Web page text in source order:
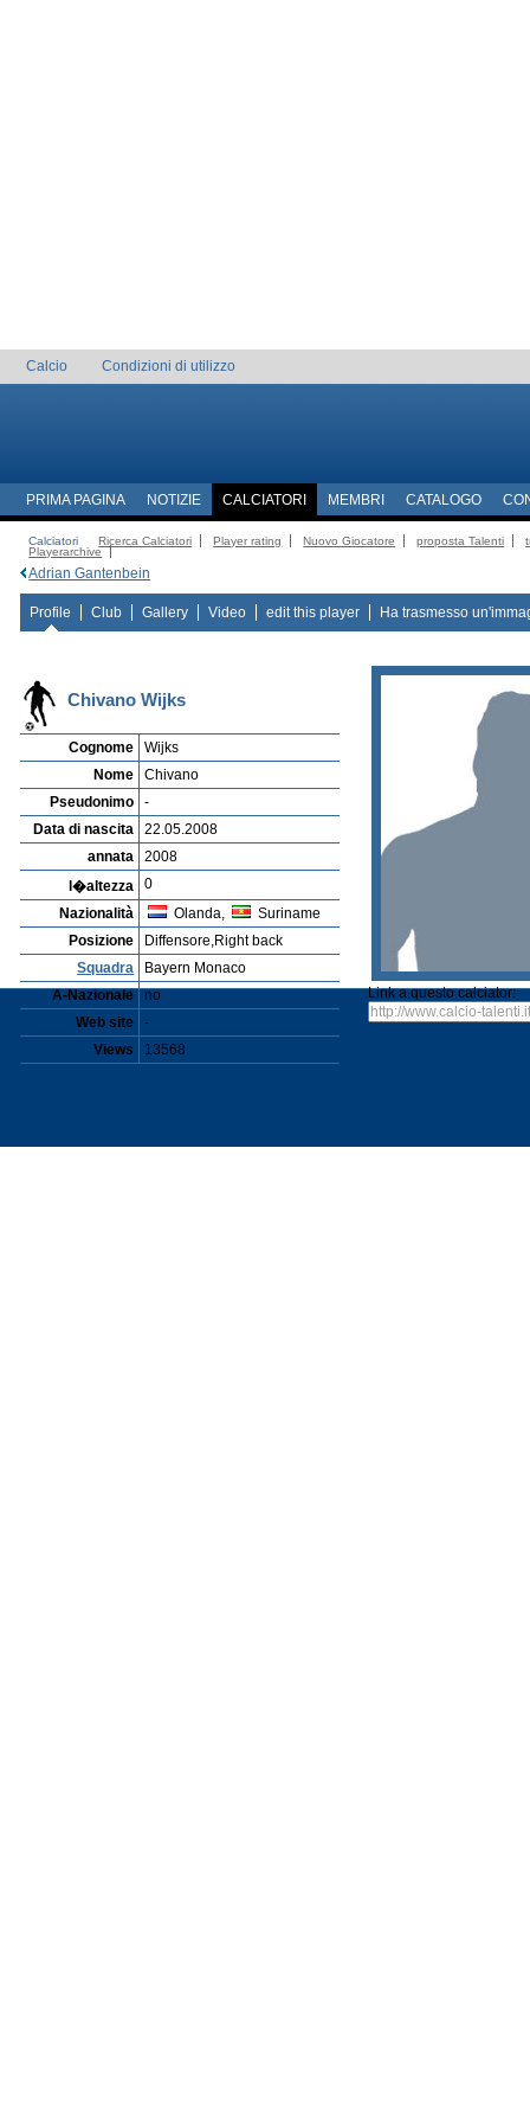
Calcio Condizioni di utilizzo
PRIMA PAGINA NOTIZIE CALCIATORI MEMBRI CATALOGO
Calciatori Ricerca Calciatori Player rating Nuovo Giocatore proposta Talenti
Playerarchive
Adrian Gantenbein
Profile Club Gallery Video edit this player Ha trasmesso
Chivano Wijks
Cognome
Wijks
Nome
Chivano
Pseudonimo
-
Data di nascita
22.05.2008
annata
2008
l�altezza
0
Nazionalità
Olanda,
Suriname
Posizione
Diffensore,Right back
Squadra
Bayern Monaco
A-Nazionale
no
Web site
-
Views
13568
Link a questo calciator: